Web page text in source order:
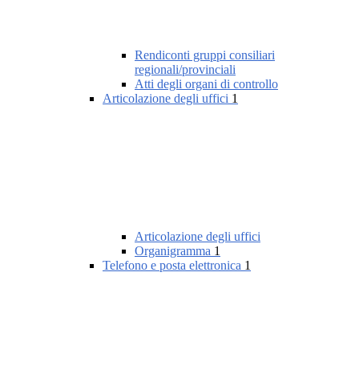
Rendiconti gruppi consiliari
regionali/provinciali
Atti degli organi di controllo
Articolazione degli uffici 1
Articolazione degli uffici
Organigramma 1
Telefono e posta elettronica 1